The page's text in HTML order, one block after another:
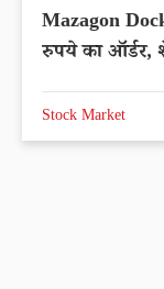
Mazagon
रुपये का ऑर्डर,
Stock Market